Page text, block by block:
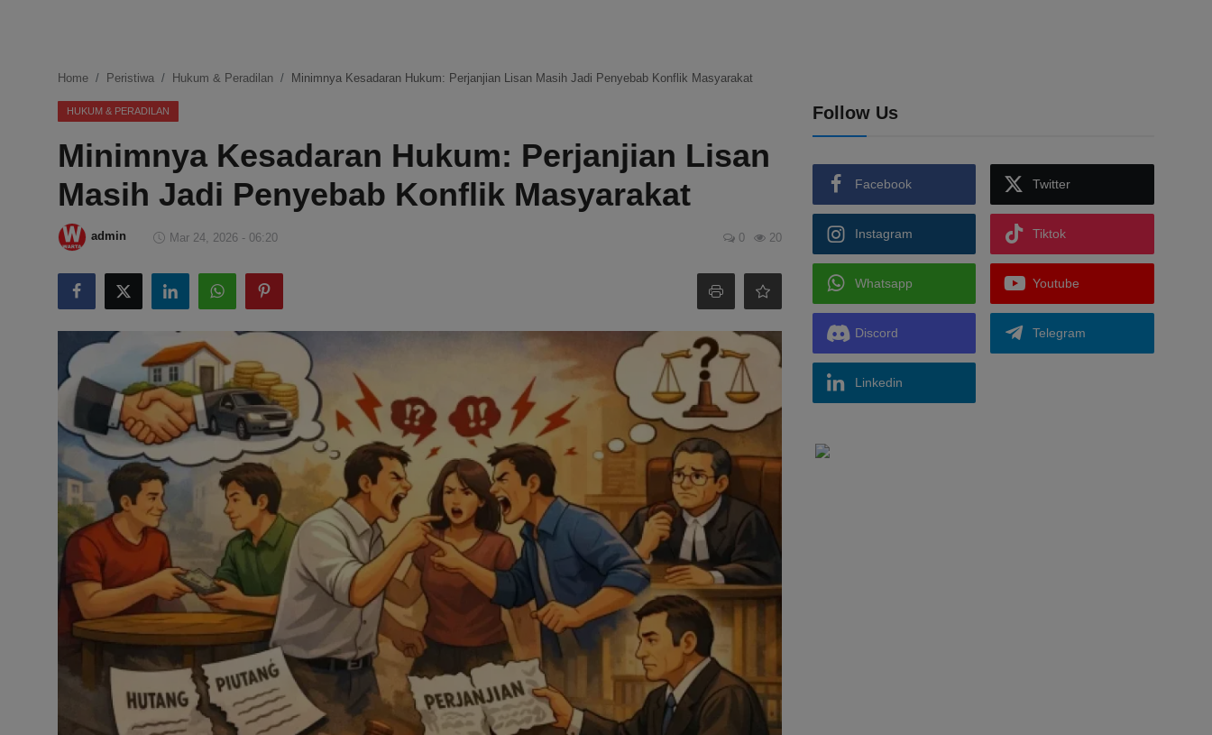
Ekonomi
Internasional
Teknologi
Hiburan
Kesehatan
Home Peristiwa Hukum & Peradilan Minimnya Kesadaran Hukum: Perjanjian Lisan Masih Jadi Penyebab Konflik Masyarakat
HUKUM & PERADILAN
Minimnya Kesadaran Hukum: Perjanjian Lisan
Masih Jadi Penyebab Konflik Masyarakat
admin Mar 24, 2026 - 06:20 0 20
Follow Us
Facebook Twitter
Instagram Tiktok
Whatsapp Youtube
Discord Telegram
Linkedin